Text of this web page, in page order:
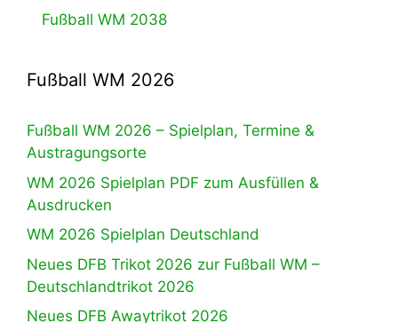
Fußball WM 2038
Fußball WM 2026
Fußball WM 2026 – Spielplan, Termine &
Austragungsorte
WM 2026 Spielplan PDF zum Ausfüllen &
Ausdrucken
WM 2026 Spielplan Deutschland
Neues DFB Trikot 2026 zur Fußball WM –
Deutschlandtrikot 2026
Neues DFB Awaytrikot 2026